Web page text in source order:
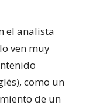
el analista
ven muy
como un
de un